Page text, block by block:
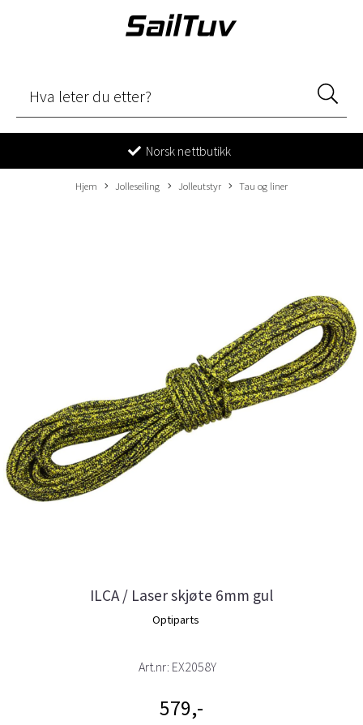
Norsk nettbutikk
Hjem Jolleseiling Jolleutstyr Tau og liner
ILCA / Laser skjøte 6mm gul
Optiparts
Art.nr: EX2058Y
579,-